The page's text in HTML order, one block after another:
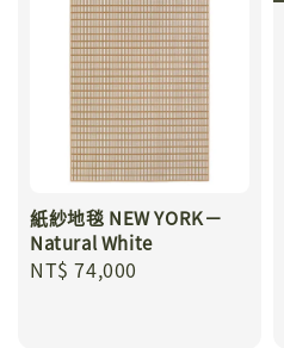
紙紗地毯 NEW YORK－
Natural White
Regular
NT$ 74,000